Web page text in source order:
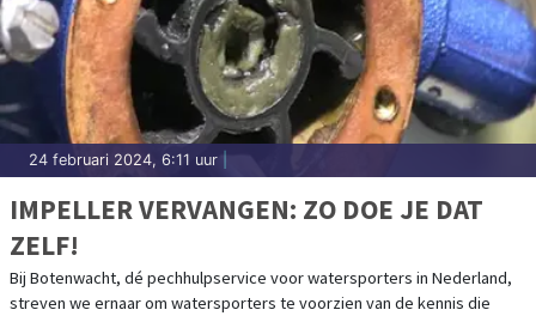
24 februari 2024, 6:11 uur
IMPELLER VERVANGEN: ZO DOE JE DAT
ZELF!
Bij Botenwacht, dé pechhulpservice voor watersporters in Nederland,
streven we ernaar om watersporters te voorzien van de kennis die